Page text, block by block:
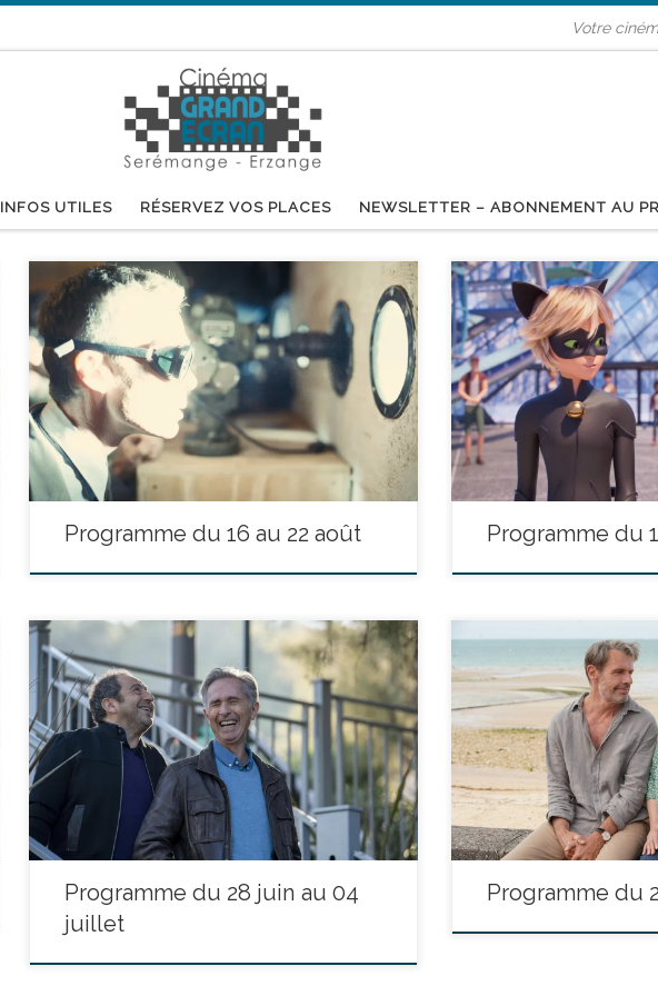
Votre
INFOS UTILES RÉSERVEZ VOS PLACES NEWSLETTER – ABONNEMENT AU
réalisé par Kirk DeMicco, Faryn Pearl durée : 1h30’
Ruby Gillman est une étudiante douce et maladroite
qui découvre qu’elle est une descendante directe des
reines guerrières kraken. Les krakens ont juré de
protéger les océans du monde contre les sirènes
vaines et avides de pouvoir. Destinée à hériter du […]
Programme du 16 au 22 août
réalisé par Andy Muschietti
Calle, Michael Shannon
s’affrontent dans THE
ses super-pouvoirs pour
son passé. Mais ses efforts
sont pas sans conséquences
Programme du
réalisé par Robin Sykes - avec Thierry Lhermitte,
Patrick Timsit, Zineb Triki - durée : 1h20’ À soixante
ans passés, deux amis en proie à des difficultés
financières vont tirer profit de leur image dans le
milieu de la mode et de la publicité. L’un est encore
beau, l’autre ne […]
Programme du 28 juin au 04
juillet
réalisé par Isabelle
Josiane Balasko, Sylvie
futur académicien, est un
épouse chirurgienne, un
sa vie serait un bonheur
terrible mal de dos qui
Programme du